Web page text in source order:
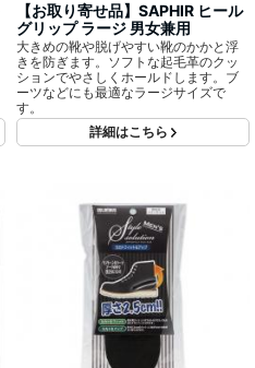
【お取り寄せ品】SAPHIR ヒール
グリップ ラージ 男女兼用
大きめの靴や脱げやすい靴のかかと浮
きを防ぎます。ソフトな起毛革のクッ
ションでやさしくホールドします。ブ
ーツなどにも最適なラージサイズで
す。
詳細はこちら